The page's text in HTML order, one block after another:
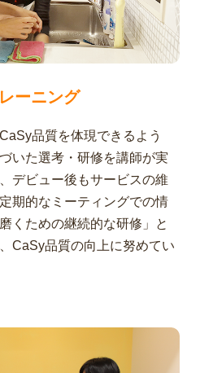
レーニング
品質を体現できるよう
いた選考・研修を講師が実
デビュー後もサービスの維
期的なミーティングでの情
くための継続的な研修」と
CaSy品質の向上に努めてい